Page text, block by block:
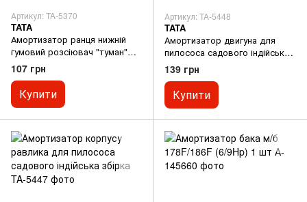
Артикул: TA-5370
TATA
Амортизатор ранця нижній
гумовий розсіювач "туман"
індійська збірка
107 грн
Купити
Артикул: TA-5448
TATA
Амортизатор двигуна для
пилососа садового індійська
збірка
139 грн
Купити